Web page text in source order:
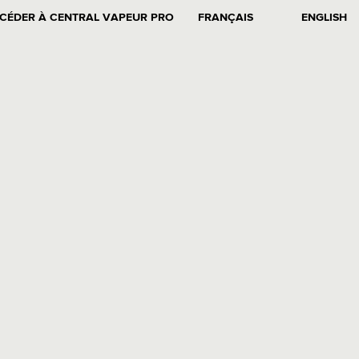
À CENTRAL VAPEUR PRO FRANÇAIS ENGLISH